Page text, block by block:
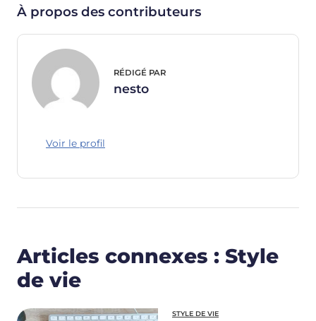
À propos des contributeurs
RÉDIGÉ PAR
nesto
Voir le profil
Articles connexes : Style
de vie
STYLE DE VIE